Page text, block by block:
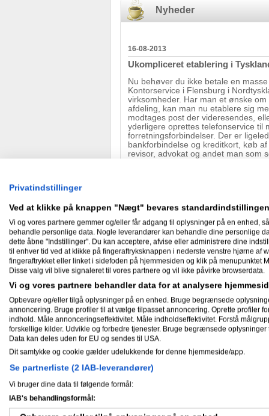
Nyheder
16-08-2013
Ukompliceret etablering i
Nu behøver du ikke betale en
Kontorservice i Flensburg i
virksomheder. Har man et ønske
afdeling, kan man nu etablere sig
modtages post der videresendes,
yderligere oprettes telefonservice til
forretningsforbindelser. Der er
bankforbindelse og kreditkort, køb
revisor, advokat og andet man som
Produkteksport til Tyskland og
Der er mængde Tyske
produkter på det Tyske marked.
godt at der er en sproglig barriere
er egnet til eksport, er du
forretningspartner til dig og dine
kontakte os.
23-01-2013
Kreditkort Master og Visa
Vidste du at dit firma, eller dig selv,
med et træk op til 10.000 €, hvis i
finansielle problemer, eller
Salgskonsulent i Tyskland
Vidste du at en salgskonsulent i
300 € om måneden (+ brændstof).
Privatindstillinger
Ved at klikke på knappen "Nægt" bevares
Vi og vores partnere gemmer og/eller får adgang til oplysninger på en enhed,
behandle personlige data. Nogle leverandører kan behandle dine personlige
dette åbne "Indstillinger". Du kan acceptere, afvise eller administrere dine
til enhver tid ved at klikke på fingeraftryksknappen i nederste venstre hjørne af
fingeraftrykket eller linket i sidefoden på hjemmesiden og klik på menupunktet
Disse valg vil blive signaleret til vores partnere og vil ikke påvirke browserdata.
Vi og vores partnere behandler data for at analysere
Opbevare og/eller tilgå oplysninger på en enhed. Bruge begrænsede
annoncering. Bruge profiler til at vælge tilpasset annoncering. Oprette profiler
indhold. Måle annonceringseffektivitet. Måle indholdseffektivitet. Forstå
forskellige kilder. Udvikle og forbedre tjenester. Bruge begrænsede
Data kan deles uden for EU og sendes til USA.
Dit samtykke og cookie gælder udelukkende for denne hjemmeside/app.
Se partnerliste (2 IAB-leverandører)
Vi bruger dine data til følgende formål:
IAB's behandlingsformål: